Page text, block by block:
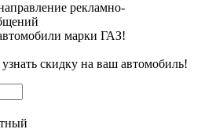
рекламно-
марки ГАЗ!
скидку на ваш автомобиль!